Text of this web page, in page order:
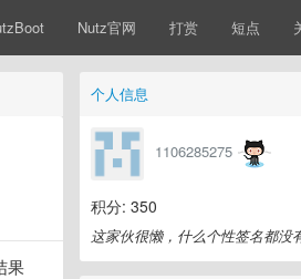
Nutz官网 打赏 短点
个人信息
1106285275
积分: 350
这家伙很懒，什么个性签名都没
果